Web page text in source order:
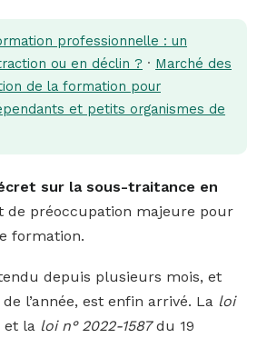
professionnelle : un
ou en déclin ? · Marché des
de la formation pour
et petits organismes de
sur la sous-traitance en
de préoccupation majeure pour
formation.
depuis plusieurs mois, et
l’année, est enfin arrivé. La loi
et la loi n° 2022-1587du 19